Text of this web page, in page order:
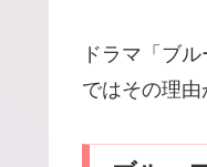
ドラマ「ブ
ではその理由